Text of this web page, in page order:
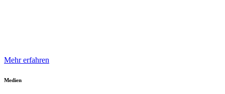
Mehr erfahren
Medien